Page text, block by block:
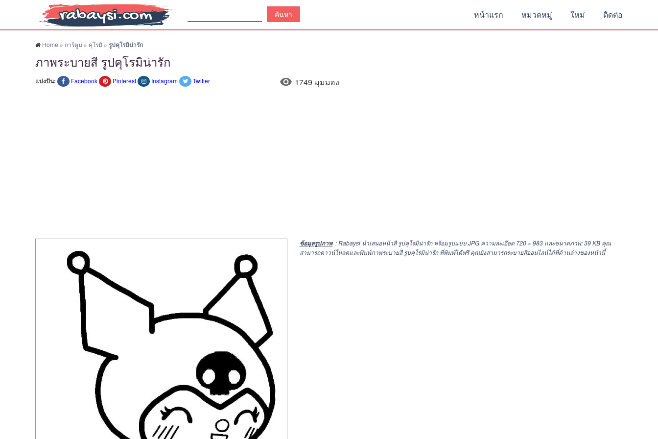
หน้าแรก หมวดหมู่ ใหม่ ติดต่อ
Home » การ์ตูน » คุโรมิ » รูปคุโรมิน่ารัก
ภาพระบายสี รูปคุโรมิน่ารัก
แบ่งปัน: Facebook Pinterest Instagram Twitter 1749 มุมมอง
ข้อมูลรูปภาพ : Rabaysi นำเสนอหน้าสี รูปคุโรมิน่ารัก พร้อมรูปแบบ JPG ความละเอียด 720 × 983และขนาดภาพ: 39 KB คุณ
สามารถดาวน์โหลดและพิมพ์ภาพระบายสี รูปคุโรมิน่ารัก ที่พิมพ์ได้ฟรี คุณยังสามารถระบายสีออนไลน์ได้ที่ด้านล่างของหน้านี้